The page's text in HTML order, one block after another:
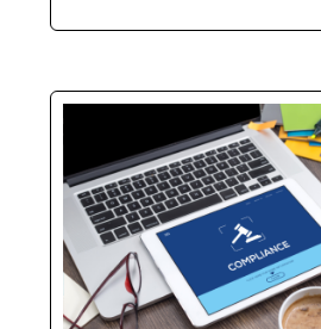
Hay personas que
dirección y hay
La diferencia no está en
la antigüedad, sino en
competencias que se
aprender, practicar y
preguntas qué separa a